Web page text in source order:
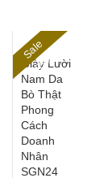
S
al
e
5
5
%
Giày Lười
Nam Da
Bò Thật
Phong
Cách
Doanh
Nhân
SGN24